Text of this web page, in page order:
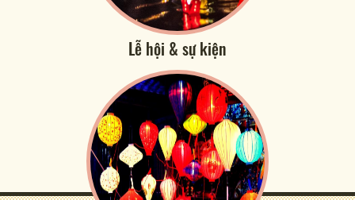
Lễ hội & sự kiện